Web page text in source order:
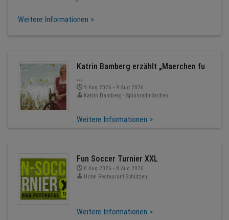
Weitere Informationen >
Katrin Bamberg erzählt „Maerchen fu
...
9 Aug 2026 - 9 Aug 2026
Katrin Bamberg - Spinnradmärchen
Weitere Informationen >
Fun Soccer Turnier XXL
8 Aug 2026 - 8 Aug 2026
Hotel Restaurant Schützen
Weitere Informationen >